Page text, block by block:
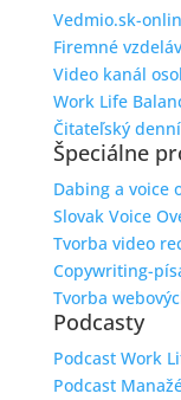
Vedmio.sk-
Firemné
Video kanál
Work Life
Čitateľský
Špeciálne
Dabing a voice
Slovak Voice
Tvorba video
Copywriting-
Tvorba
Podcasty
Podcast Work
Podcast